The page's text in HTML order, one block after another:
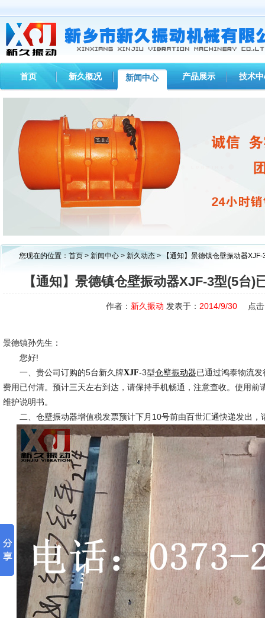
首页 新久概况 新闻中心 产品展示 技术
您现在的位置： 首页 > 新闻中心 > 新久动态 > 【通知】景德镇仓壁振动器
【通知】景德镇仓壁振动器XJF-3型(5台)
作者： 新久振动 发表于： 2014/9/30 点击
景德镇孙先生：
您好!
一、贵公司订购的5台新久牌XJF-3型仓壁振动器已通过鸿泰物流
费用已付清。预计三天左右到达，请保持手机畅通，注意查收。使用前
维护说明书。
二、仓壁振动器增值税发票预计下月10号前由百世汇通快递发出，